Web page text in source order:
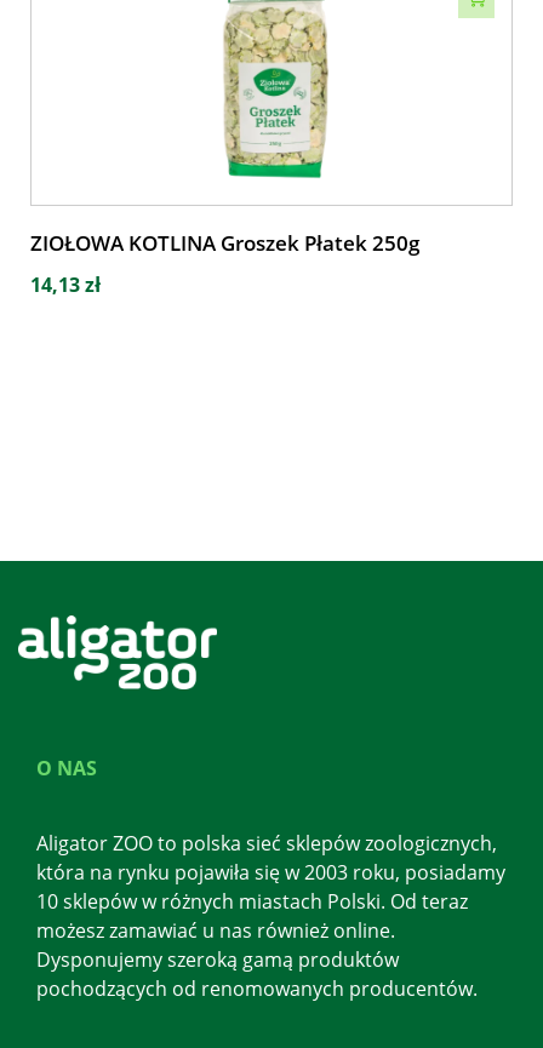
ZIOŁOWA KOTLINA Groszek Płatek 250g
14,13 zł
O NAS
Aligator ZOO to polska sieć sklepów zoologicznych,
która na rynku pojawiła się w 2003 roku, posiadamy
10 sklepów w różnych miastach Polski. Od teraz
możesz zamawiać u nas również online.
Dysponujemy szeroką gamą produktów
pochodzących od renomowanych producentów.